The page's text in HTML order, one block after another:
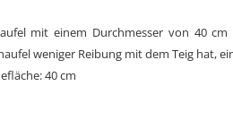
mit einem Durchmesser von 40
weniger Reibung mit dem Teig hat,
40 cm